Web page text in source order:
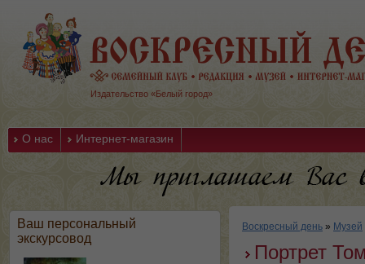
Издательство «Белый город»
О нас Интернет-магазин
Ваш персональный
экскурсовод
Воскресный день » Музей
Портрет